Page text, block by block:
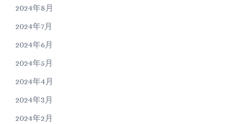
2024年8月
2024年7月
2024年6月
2024年5月
2024年4月
2024年3月
2024年2月